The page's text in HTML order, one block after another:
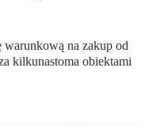
na zakup od
kilkunastoma obiektami